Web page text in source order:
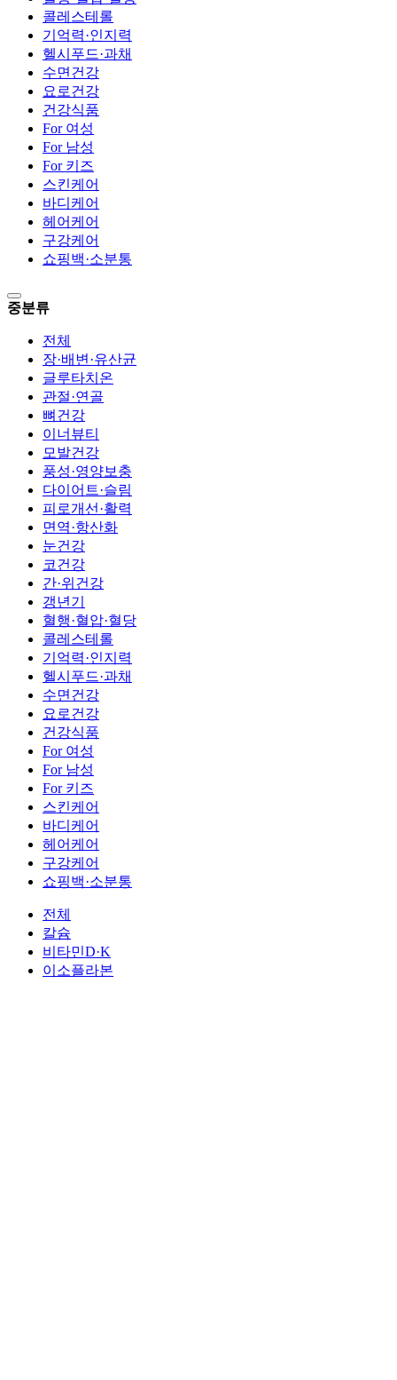
콜레스테롤
기억력·인지력
헬시푸드·과채
수면건강
요로건강
건강식품
For 여성
For 남성
For 키즈
스킨케어
바디케어
헤어케어
구강케어
쇼핑백·소분통
중분류
전체
장·배변·유산균
글루타치온
관절·연골
뼈건강
이너뷰티
모발건강
풍성·영양보충
다이어트·슬림
피로개선·활력
면역·항산화
눈건강
코건강
간·위건강
갱년기
혈행·혈압·혈당
콜레스테롤
기억력·인지력
헬시푸드·과채
수면건강
요로건강
건강식품
For 여성
For 남성
For 키즈
스킨케어
바디케어
헤어케어
구강케어
쇼핑백·소분통
전체
칼슘
비타민D·K
이소플라본